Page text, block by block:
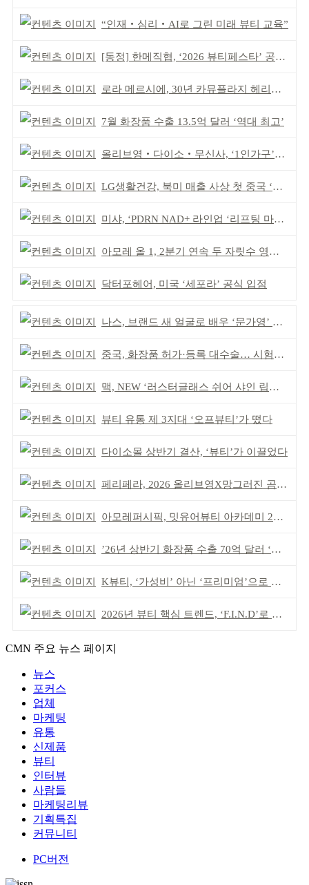
“인재‧심리‧AI로 그린 미래 뷰티 교육”
[동정] 한메직협, ‘2026 뷰티페스타’ 공동 주최
로라 메르시에, 30년 카뮤플라지 헤리티지 담아
7월 화장품 수출 13.5억 달러 ‘역대 최고’
올리브영‧다이소‧무신사, ‘1인가구’가 이끈다
LG생활건강, 북미 매출 사상 첫 중국 ‘추월’
미샤, ‘PDRN NAD+ 라인업 ‘리프팅 마스크’ 출시
아모레 올 1, 2분기 연속 두 자릿수 영업이익률 기록
닥터포헤어, 미국 ‘세포라’ 공식 입점
나스, 브랜드 새 얼굴로 배우 ‘문가영’ 발탁
중국, 화장품 허가·등록 대수술… 시험자료 공용 허용
맥, NEW ‘러스터글래스 쉬어 샤인 립스틱’ 출시
뷰티 유통 제 3지대 ‘오프뷰티’가 떴다
다이소몰 상반기 결산, ‘뷰티’가 이끌었다
페리페라, 2026 올리브영X망그러진 곰 콜라보
아모레퍼시픽, 밋유어뷰티 아카데미 2기 발대식
’26년 상반기 화장품 수출 70억 달러 ‘역대 최고’
K뷰티, ‘가성비’ 아닌 ‘프리미엄’으로 승부걸어야
2026년 뷰티 핵심 트렌드, ‘F.I.N.D’로 읽는다
CMN 주요 뉴스 페이지
뉴스
포커스
업체
마케팅
유통
신제품
뷰티
인터뷰
사람들
마케팅리뷰
기획특집
커뮤니티
PC버전